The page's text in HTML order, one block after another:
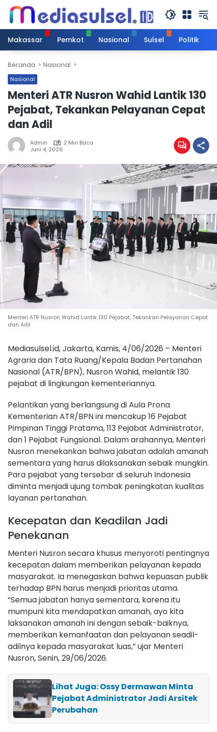
Langsung
konten
Makassar
Pemkot Nasional Sulsel Politik
Beranda Nasional
Nasional
Menteri ATR Nusron Wahid Lantik 130
Pejabat, Tekankan Pelayanan Cepat
dan Adil
Admin
2 Min Baca
Juni 4, 2026
Menteri ATR Nusron Wahid Lantik 130 Pejabat, Tekankan Pelayanan Cepat
dan Adil
Mediasulsel.id, Jakarta, Kamis, 4/06/2026 – Menteri
Agraria dan Tata Ruang/Kepala Badan Pertanahan
Nasional (ATR/BPN), Nusron Wahid, melantik 130
pejabat di lingkungan kementeriannya.
Pelantikan yang berlangsung di Aula Prona
Kementerian ATR/BPN ini mencakup 16 Pejabat
Pimpinan Tinggi Pratama, 113 Pejabat Administrator,
dan 1 Pejabat Fungsional. Dalam arahannya, Menteri
Nusron menekankan bahwa jabatan adalah amanah
sementara yang harus dilaksanakan sebaik mungkin.
Para pejabat yang tersebar di seluruh Indonesia
diminta menjadi ujung tombak peningkatan kualitas
layanan pertanahan.
Kecepatan dan Keadilan Jadi
Penekanan
Menteri Nusron secara khusus menyoroti pentingnya
kecepatan dalam memberikan pelayanan kepada
masyarakat. Ia menegaskan bahwa kepuasan publik
terhadap BPN harus menjadi prioritas utama.
“Semua jabatan hanya sementara, karena itu
mumpuni kita mendapatkan amanah, ayo kita
laksanakan amanah ini dengan sebaik-baiknya,
memberikan kemanfaatan dan pelayanan seadil-
adilnya kepada masyarakat luas,” ujar Menteri
Nusron, Senin, 29/06/2026.
Lihat Juga: Ossy Dermawan Minta
Pejabat Administrator Jadi Arsitek
Perubahan